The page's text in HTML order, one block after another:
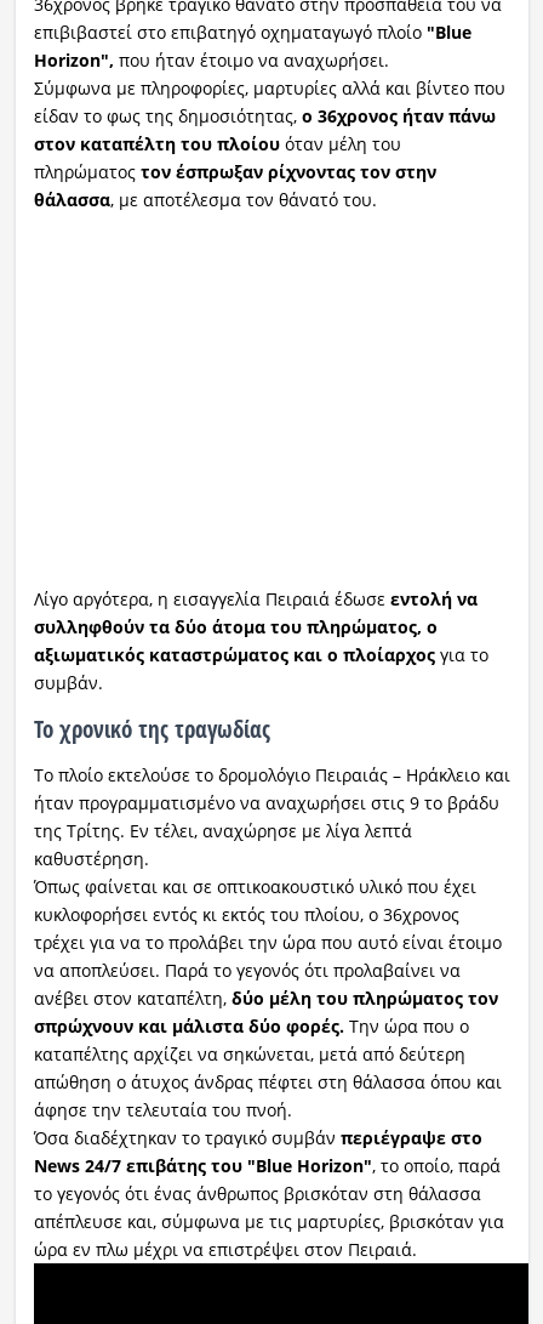
επιβιβαστεί στο επιβατηγό οχηματαγωγό πλοίο"Blue
Horizon", που ήταν έτοιμο να αναχωρήσει.
Σύμφωνα με πληροφορίες, μαρτυρίες αλλά και βίντεο που
είδαν το φως της δημοσιότητας, ο 36χρονος ήταν πάνω
στον καταπέλτη του πλοίουόταν μέλη του
πληρώματοςτον έσπρωξαν ρίχνοντας τον στην
θάλασσα, με αποτέλεσμα τον θάνατό του.
Λίγο αργότερα, η εισαγγελία Πειραιά έδωσε εντολή να
συλληφθούν τα δύο άτομα του πληρώματος, ο
αξιωματικός καταστρώματος και ο πλοίαρχοςγια το
συμβάν.
Το χρονικό της τραγωδίας
Το πλοίο εκτελούσε το δρομολόγιο Πειραιάς – Ηράκλειο και
ήταν προγραμματισμένο να αναχωρήσει στις 9 το βράδυ
της Τρίτης. Εν τέλει, αναχώρησε με λίγα λεπτά
καθυστέρηση.
Όπως φαίνεται και σε οπτικοακουστικό υλικό που έχει
κυκλοφορήσει εντός κι εκτός του πλοίου, ο 36χρονος
τρέχει για να το προλάβει την ώρα που αυτό είναι έτοιμο
να αποπλεύσει. Παρά το γεγονός ότι προλαβαίνει να
ανέβει στον καταπέλτη, δύο μέλη του πληρώματος τον
σπρώχνουν και μάλιστα δύο φορές. Την ώρα που ο
καταπέλτης αρχίζει να σηκώνεται, μετά από δεύτερη
απώθηση ο άτυχος άνδρας πέφτει στη θάλασσα όπου και
άφησε την τελευταία του πνοή.
Όσα διαδέχτηκαν το τραγικό συμβάν περιέγραψε στο
News 24/7 επιβάτης του "Blue Horizon", το οποίο, παρά
το γεγονός ότι ένας άνθρωπος βρισκόταν στη θάλασσα
απέπλευσε και, σύμφωνα με τις μαρτυρίες, βρισκόταν για
ώρα εν πλω μέχρι να επιστρέψει στον Πειραιά.